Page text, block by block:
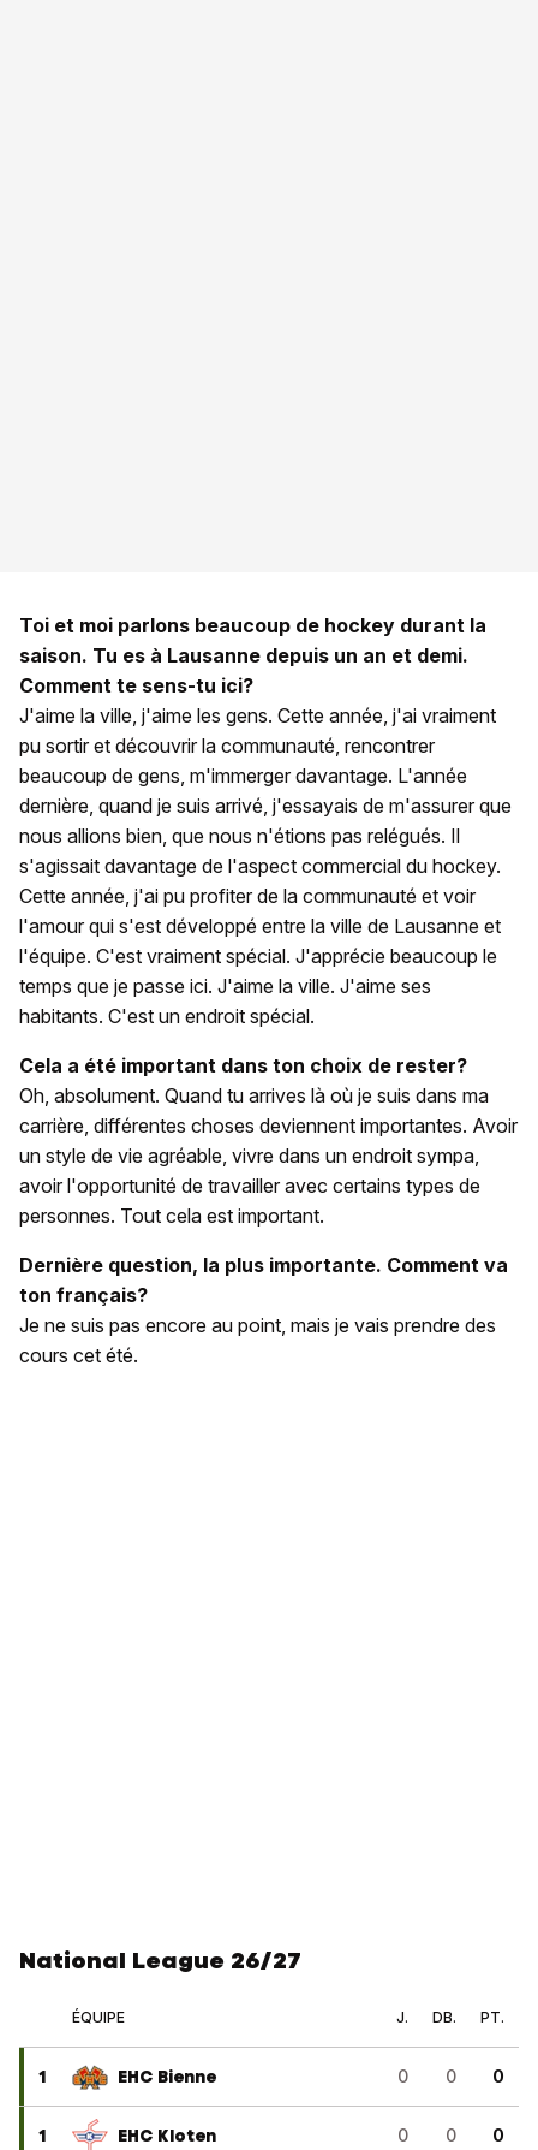
Toi et moi parlons beaucoup de hockey durant la
saison. Tu es à Lausanne depuis un an et demi.
Comment te sens-tu ici?
J'aime la ville, j'aime les gens. Cette année, j'ai vraiment
pu sortir et découvrir la communauté, rencontrer
beaucoup de gens, m'immerger davantage. L'année
dernière, quand je suis arrivé, j'essayais de m'assurer que
nous allions bien, que nous n'étions pas relégués. Il
s'agissait davantage de l'aspect commercial du hockey.
Cette année, j'ai pu profiter de la communauté et voir
l'amour qui s'est développé entre la ville de Lausanne et
l'équipe. C'est vraiment spécial. J'apprécie beaucoup le
temps que je passe ici. J'aime la ville. J'aime ses
habitants. C'est un endroit spécial.
Cela a été important dans ton choix de rester?
Oh, absolument. Quand tu arrives là où je suis dans ma
carrière, différentes choses deviennent importantes. Avoir
un style de vie agréable, vivre dans un endroit sympa,
avoir l'opportunité de travailler avec certains types de
personnes. Tout cela est important.
Dernière question, la plus importante. Comment va
ton français?
Je ne suis pas encore au point, mais je vais prendre des
cours cet été.
National League 26/27
ÉQUIPE J. DB. PT.
1 EHC Bienne 0 0 0
1 EHC Kloten 0 0 0